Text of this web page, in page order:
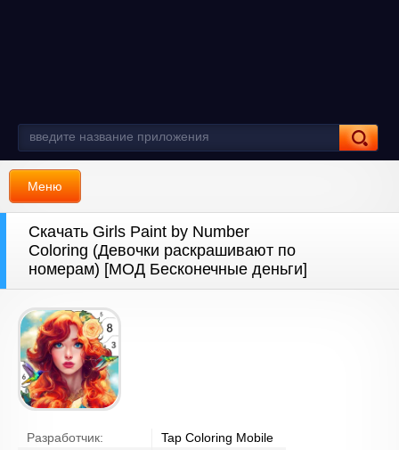
Меню
Скачать Girls Paint by Number
Coloring (Девочки раскрашивают по
номерам) [МОД Бесконечные деньги]
Разработчик:
Tap Coloring Mobile